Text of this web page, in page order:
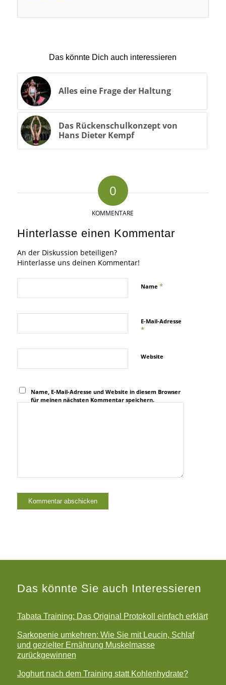
Das könnte Dich auch interessieren
Alles eine Frage der Haltung
Das Rückenschulkonzept von
Hans Dieter Kempf
0
KOMMENTARE
Hinterlasse einen Kommentar
An der Diskussion beteiligen?
Hinterlasse uns deinen Kommentar!
Name *
E-Mail-Adresse
*
Website
Name, E-Mail-Adresse und Website in diesem Browser
für meinen nächsten Kommentar speichern.
Das könnte Sie auch Interessieren
Tabata Training: Das Original Protokoll einfach erklärt
Sarkopenie umkehren: Wie Sie mit Leucin, Schlaf
und gezielter Ernährung Muskelmasse
zurückgewinnen
Joghurt nach dem Training statt Kohlenhydrate?